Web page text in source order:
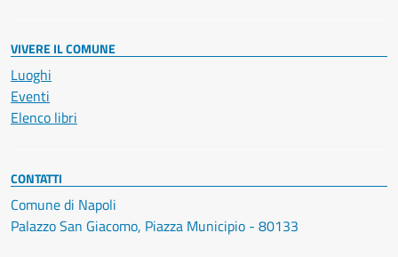
VIVERE IL COMUNE
Luoghi
Eventi
Elenco libri
CONTATTI
Comune di Napoli
Palazzo San Giacomo, Piazza Municipio - 80133